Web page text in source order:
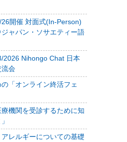
26開催 対面式(In-Person)
ャパン・ソサエティー語
2026 Nihongo Chat 日本
流会
「オンライン終活フェ
機関を受診するために知
レルギーについての基礎